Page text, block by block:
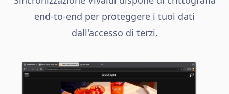
end-to-end per proteggere i tuoi dati
dall'accesso di terzi.